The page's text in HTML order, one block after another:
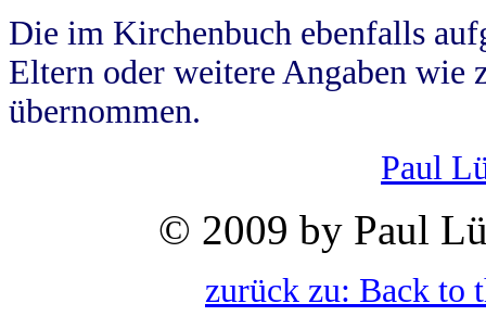
Die im Kirchenbuch ebenfalls
Eltern oder weitere Angaben wie
übernommen.
Paul
© 2009 by Paul
zurück zu: Back to